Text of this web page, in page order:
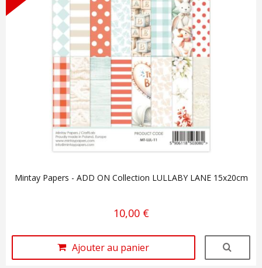
Mintay Papers - ADD ON Collection LULLABY LANE 15x20cm
10,00 €
Ajouter au panier